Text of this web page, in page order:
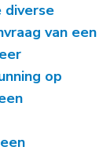
diverse
van een
op